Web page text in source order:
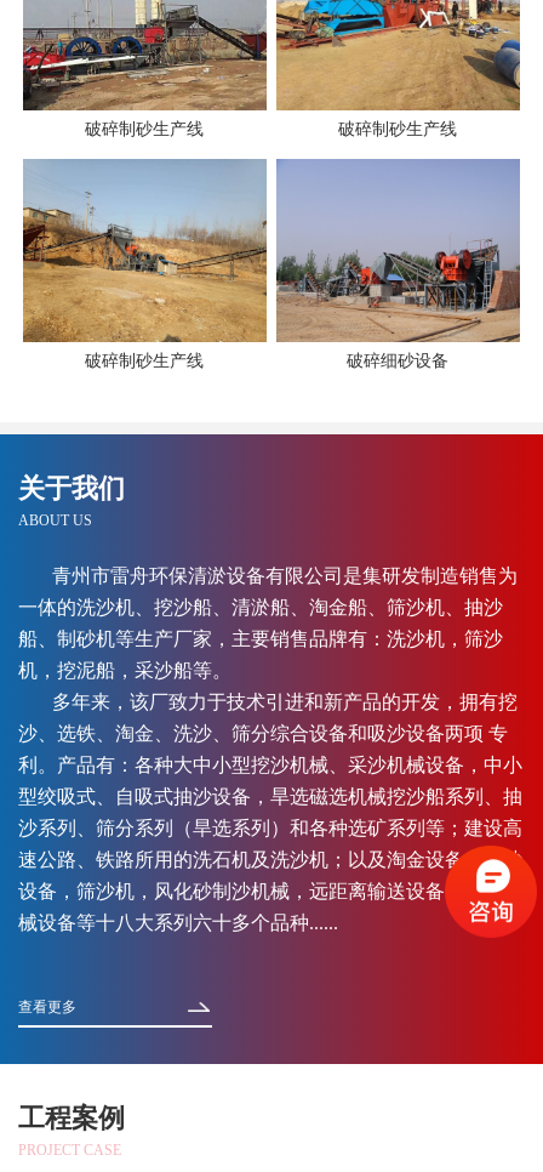
破碎制砂生产线 破碎制砂生产线
破碎制砂生产线 破碎细砂设备
关于我们
ABOUT US
青州市雷舟环保清淤设备有限公司是集研发制造销售为
一体的洗沙机、挖沙船、清淤船、淘金船、筛沙机、抽沙
船、制砂机等生产厂家，主要销售品牌有：洗沙机，筛沙
机，挖泥船，采沙船等。
多年来，该厂致力于技术引进和新产品的开发，拥有挖
沙、选铁、淘金、洗沙、筛分综合设备和吸沙设备两项 专
利。产品有：各种大中小型挖沙机械、采沙机械设备，中小
型绞吸式、自吸式抽沙设备，旱选磁选机械挖沙船系列、抽
沙系列、筛分系列（旱选系列）和各种选矿系列等；建设高
速公路、铁路所用的洗石机及洗沙机；以及淘金设备，运沙
设备，筛沙机，风化砂制沙机械，远距离输送设备，异型机
械设备等十八大系列六十多个品种......
查看更多
工程案例
PROJECT CASE